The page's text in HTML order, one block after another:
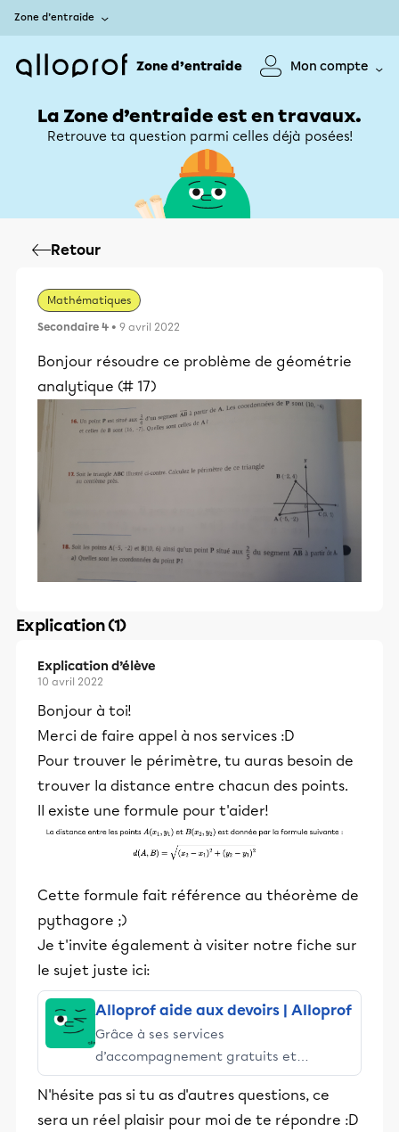
Zone d’entraide
Zone d’entraide Mon compte
La Zone d’entraide est en travaux.
Retrouve ta question parmi celles déjà posées!
Retour
Mathématiques
Secondaire 4 • 9 avril 2022
Bonjour résoudre ce problème de géométrie
analytique (# 17)
Explication (1)
Explication d’élève
10 avril 2022
Bonjour à toi!
Merci de faire appel à nos services :D
Pour trouver le périmètre, tu auras besoin de
trouver la distance entre chacun des points.
Il existe une formule pour t'aider!
Cette formule fait référence au théorème de
pythagore ;)
Je t'invite également à visiter notre fiche sur
le sujet juste ici:
Alloprof aide aux devoirs | Alloprof
Grâce à ses services
d’accompagnement gratuits et
stimulants, Alloprof engage les élèves
et leurs parents dans la réussite
éducative.
N'hésite pas si tu as d'autres questions, ce
sera un réel plaisir pour moi de te répondre :D